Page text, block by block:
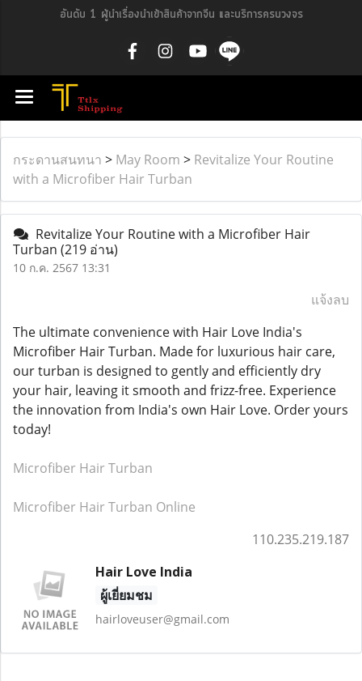
อันดับ 1 ผู้นำเรื่องนำเข้าสินค้าจากจีน และบริการครบวงจร
กระดานสนทนา > May Room > Revitalize Your Routine
with a Microfiber Hair Turban
Revitalize Your Routine with a Microfiber Hair
Turban (219 อ่าน)
10 ก.ค. 2567 13:31
แจ้งลบ
The ultimate convenience with Hair Love India's
Microfiber Hair Turban. Made for luxurious hair care,
our turban is designed to gently and efficiently dry
your hair, leaving it smooth and frizz-free. Experience
the innovation from India's own Hair Love. Order yours
today!
Microfiber Hair Turban
Microfiber Hair Turban Online
110.235.219.187
Hair Love India
ผู้เยี่ยมชม
hairloveuser@gmail.com